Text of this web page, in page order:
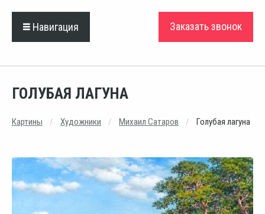
Навигация Заказать звонок
ГОЛУБАЯ ЛАГУНА
Картины Художники Михаил Сатаров Голубая лагуна